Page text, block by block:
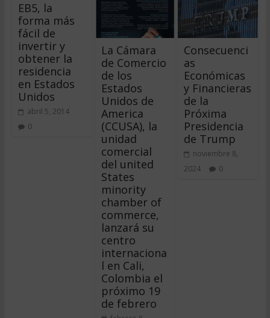
EB5, la
forma más
fácil de
invertir y
obtener la
residencia
en Estados
Unidos
abril 5, 2014
0
La Cámara
de Comercio
de los
Estados
Unidos de
America
(CCUSA), la
unidad
comercial
del united
States
minority
chamber of
commerce,
lanzará su
centro
internaciona
l en Cali,
Colombia el
próximo 19
de febrero
Consecuenci
as
Económicas
y Financieras
de la
Próxima
Presidencia
de Trump
noviembre 8,
2024
0